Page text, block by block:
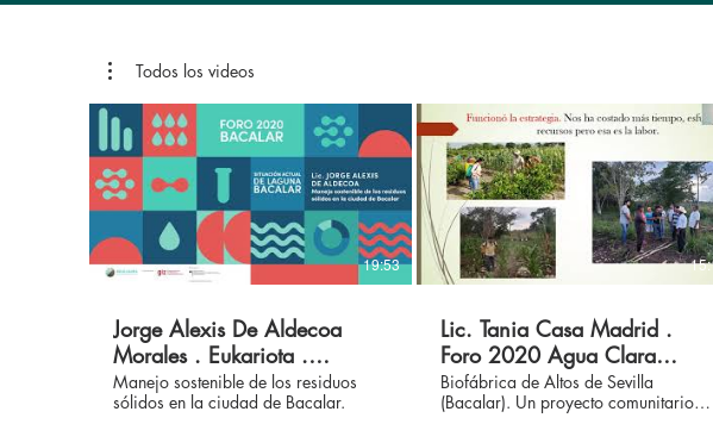
Todos los videos
19:53
Jorge Alexis De Aldecoa
Morales . Eukariota .
Foro2020 Agua Clara
Bacalar
Manejo sostenible de los residuos
sólidos en la ciudad de Bacalar.
Lic. Tania Casa Madrid .
Foro 2020 Agua Clara
Bacalar
Biofábrica de Altos de Sevilla
(Bacalar). Un proyecto comunitario